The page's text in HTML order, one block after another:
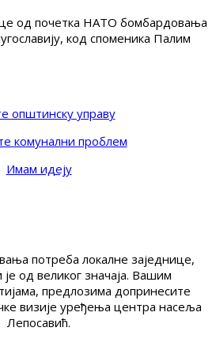
од почетка НАТО бомбардовања
код споменика Палим
општинску управу
комунални проблем
Имам идеју
потреба локалне заједнице,
од великог значаја. Вашим
предлозима допринесите
визије уређења центра насеља
Лепосавић.